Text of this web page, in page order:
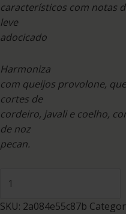
característicos com notas
leve
adocicado
Harmoniza
com queijos provolone,
cortes de
cordeiro, javali e coelho,
de noz
pecan.
SKU: 2a084e55c87b